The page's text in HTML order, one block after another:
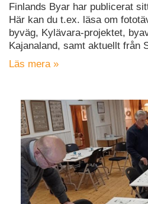
Finlands Byar har publicerat
Här kan du t.ex. läsa om
byväg, Kylävara-projektet,
Kajanaland, samt aktuellt från
Läs mera »